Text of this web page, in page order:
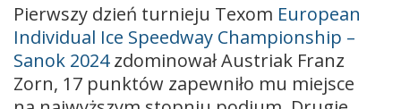
Pierwszy dzień turnieju Texom European
Individual Ice Speedway Championship –
Sanok 2024zdominował Austriak Franz
Zorn, 17 punktów zapewniło mu miejsce